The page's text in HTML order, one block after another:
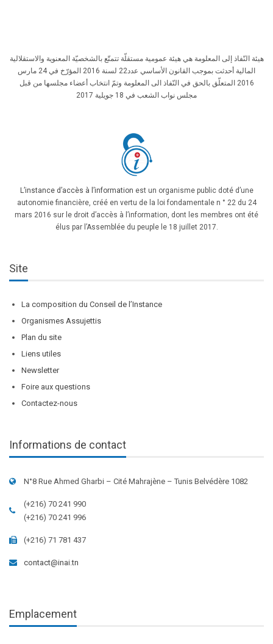
هيئة النّفاذ إلى المعلومة هي هيئة عمومية مستقلّة تتمتّع بالشخصيّة المعنوية والاستقلالية
المالية أحدثت بموجب القانون الأساسي عدد22 لسنة 2016 المؤرّخ في 24 مارس
2016 المتعلّق بالحق في النّفاذ الى المعلومة وتمّ انتخاب أعضاء مجلسها من قبل
مجلس نواب الشعب في 18 جويلية 2017
L’instance d’accès à l’information est un organisme public doté d’une
autonomie financière, créé en vertu de la loi fondamentale n ° 22 du 24
mars 2016 sur le droit d’accès à l’information, dont les membres ont été
élus par l’Assemblée du peuple le 18 juillet 2017.
Site
La composition du Conseil de l’Instance
Organismes Assujettis
Plan du site
Liens utiles
Newsletter
Foire aux questions
Contactez-nous
Informations de contact
N°8 Rue Ahmed Gharbi – Cité Mahrajène – Tunis Belvédère 1082
(+216) 70 241 990
(+216) 70 241 996
(+216) 71 781 437
contact@inai.tn
Emplacement